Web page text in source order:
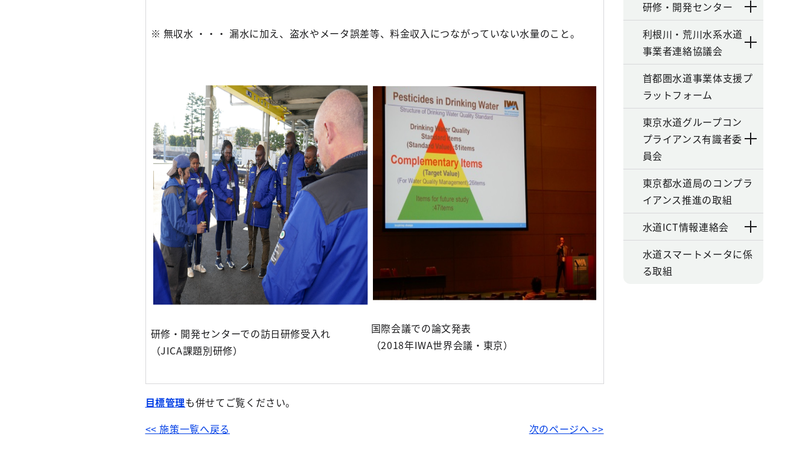
※ 無収水 ・・・ 漏水に加え、盗水やメータ誤差等、料金収入につながっていない水量のこと。
研修・開発センターでの訪日研修受入れ
（JICA課題別研修）
国際会議での論文発表
（2018年IWA世界会議・東京）
目標管理も併せてご覧ください。
<< 施策一覧へ戻る
次のページへ >>
研修・開発センター
利根川・荒川水系水道
事業者連絡協議会
首都圏水道事業体支援プ
ラットフォーム
東京水道グループコン
プライアンス有識者委
員会
東京都水道局のコンプラ
イアンス推進の取組
水道ICT情報連絡会
水道スマートメータに係
る取組